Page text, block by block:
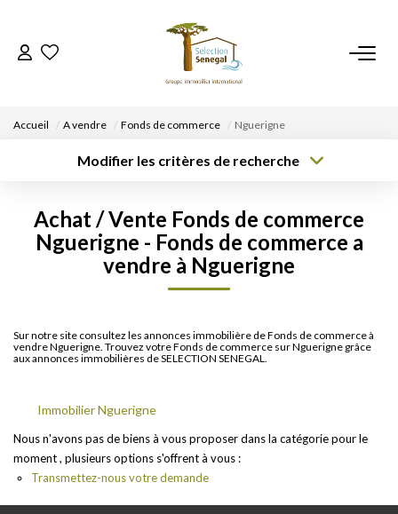
ACCUEIL
DÉPOSEZ VOTRE RECHERCHE
CONTACT
Accueil A vendre Fonds de commerce Nguerigne
Modifier les critères de recherche
Surface min Budget max
Achat / Vente Fonds de commerce
Nguerigne - Fonds de commerce a
vendre à Nguerigne
Sur notre site consultez les annonces immobilière de Fonds de commerce à
vendre Nguerigne. Trouvez votre Fonds de commerce sur Nguerigne grâce
aux annonces immobilières de SELECTION SENEGAL.
Immobilier Nguerigne
Nous n'avons pas de biens à vous proposer dans la catégorie pour le
moment , plusieurs options s'offrent à vous :
Transmettez-nous votre demande